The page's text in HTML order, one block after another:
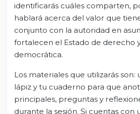
identificarás cuáles comparten,
hablará acerca del valor que
conjunto con la autoridad en
fortalecen el Estado de derecho
democrática.
Los materiales que utilizarás son:
lápiz y tu cuaderno para que
principales, preguntas y
durante la sesión. Si cuentas con